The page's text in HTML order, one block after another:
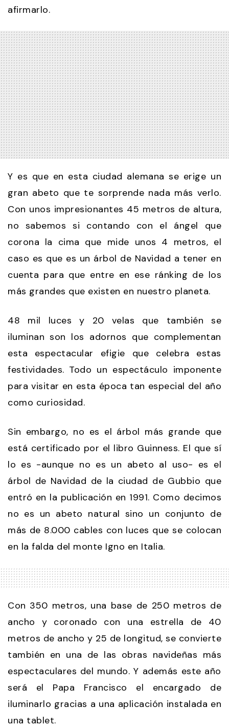
afirmarlo.
Y es que en esta ciudad alemana se erige un
gran abeto que te sorprende nada más verlo.
Con unos impresionantes 45 metros de altura,
no sabemos si contando con el ángel que
corona la cima que mide unos 4 metros, el
caso es que es un árbol de Navidad a tener en
cuenta para que entre en ese ránking de los
más grandes que existen en nuestro planeta.
48 mil luces y 20 velas que también se
iluminan son los adornos que complementan
esta espectacular efigie que celebra estas
festividades. Todo un espectáculo imponente
para visitar en esta época tan especial del año
como curiosidad.
Sin embargo, no es el árbol más grande que
está certificado por el libro Guinness. El que sí
lo es -aunque no es un abeto al uso- es el
árbol de Navidad de la ciudad de Gubbio que
entró en la publicación en 1991. Como decimos
no es un abeto natural sino un conjunto de
más de 8.000 cables con luces que se colocan
en la falda del monte Igno en Italia.
Con 350 metros, una base de 250 metros de
ancho y coronado con una estrella de 40
metros de ancho y 25 de longitud, se convierte
también en una de las obras navideñas más
espectaculares del mundo. Y además este año
será el Papa Francisco el encargado de
iluminarlo gracias a una aplicación instalada en
una tablet.